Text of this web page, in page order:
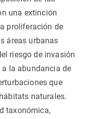
una extinción
proliferación de
áreas urbanas
riesgo de invasión
la abundancia de
que
naturales.
taxonómica,